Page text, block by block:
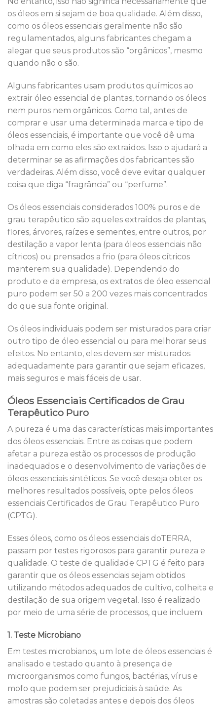
os óleos em si sejam de boa qualidade. Além disso,
como os óleos essenciais geralmente não são
regulamentados, alguns fabricantes chegam a
alegar que seus produtos são “orgânicos”, mesmo
quando não o são.
Alguns fabricantes usam produtos químicos ao
extrair óleo essencial de plantas, tornando os óleos
nem puros nem orgânicos. Como tal, antes de
comprar e usar uma determinada marca e tipo de
óleos essenciais, é importante que você dê uma
olhada em como eles são extraídos. Isso o ajudará a
determinar se as afirmações dos fabricantes são
verdadeiras. Além disso, você deve evitar qualquer
coisa que diga “fragrância” ou “perfume”.
Os óleos essenciais considerados 100% puros e de
grau terapêutico são aqueles extraídos de plantas,
flores, árvores, raízes e sementes, entre outros, por
destilação a vapor lenta (para óleos essenciais não
cítricos) ou prensados ​​a frio (para óleos cítricos
manterem sua qualidade). Dependendo do
produto e da empresa, os extratos de óleo essencial
puro podem ser 50 a 200 vezes mais concentrados
do que sua fonte original.
Os óleos individuais podem ser misturados para criar
outro tipo de óleo essencial ou para melhorar seus
efeitos. No entanto, eles devem ser misturados
adequadamente para garantir que sejam eficazes,
mais seguros e mais fáceis de usar.
Óleos Essenciais Certificados de Grau
Terapêutico Puro
A pureza é uma das características mais importantes
dos óleos essenciais. Entre as coisas que podem
afetar a pureza estão os processos de produção
inadequados e o desenvolvimento de variações de
óleos essenciais sintéticos. Se você deseja obter os
melhores resultados possíveis, opte pelos óleos
essenciais Certificados de Grau Terapêutico Puro
(CPTG).
Esses óleos, como os óleos essenciais doTERRA,
passam por testes rigorosos para garantir pureza e
qualidade. O teste de qualidade CPTG é feito para
garantir que os óleos essenciais sejam obtidos
utilizando métodos adequados de cultivo, colheita e
destilação de sua origem vegetal. Isso é realizado
por meio de uma série de processos, que incluem:
1. Teste Microbiano
Em testes microbianos, um lote de óleos essenciais é
analisado e testado quanto à presença de
microorganismos como fungos, bactérias, vírus e
mofo que podem ser prejudiciais à saúde. As
amostras são coletadas antes e depois dos óleos